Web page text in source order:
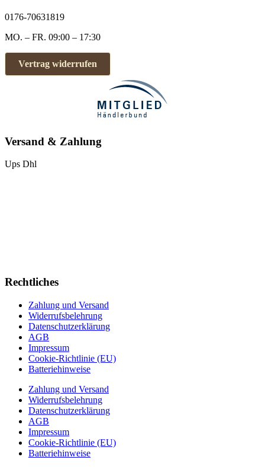
0176-70631819
MO. – FR. 09:00 – 17:30
Vertrag widerrufen
Versand & Zahlung
Ups Dhl
Rechtliches
Zahlung und Versand
Widerrufsbelehrung
Datenschutzerklärung
AGB
Impressum
Cookie-Richtlinie (EU)
Batteriehinweise
Zahlung und Versand
Widerrufsbelehrung
Datenschutzerklärung
AGB
Impressum
Cookie-Richtlinie (EU)
Batteriehinweise